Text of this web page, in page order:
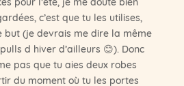
c’est que tu les utilises,
but (je devrais me dire la même
d hiver d’ailleurs 😊). Donc
pas que tu aies deux robes
du moment où tu les portes